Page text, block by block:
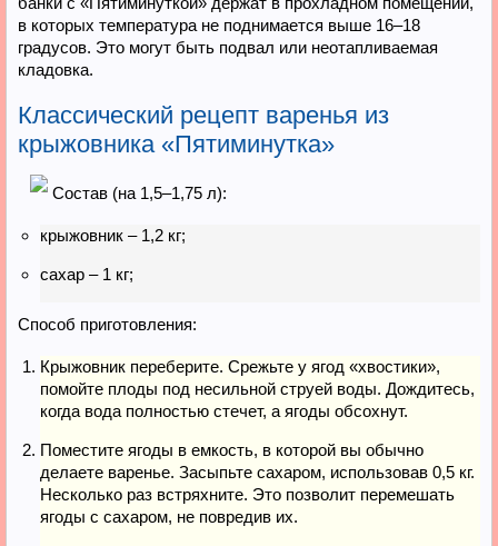
в которых температура не поднимается выше 16–18
градусов. Это могут быть подвал или неотапливаемая
кладовка.
Классический рецепт варенья из
крыжовника «Пятиминутка»
Состав (на 1,5–1,75 л):
крыжовник – 1,2 кг;
сахар – 1 кг;
Способ приготовления:
Крыжовник переберите. Срежьте у ягод «хвостики»,
помойте плоды под несильной струей воды. Дождитесь,
когда вода полностью стечет, а ягоды обсохнут.
Поместите ягоды в емкость, в которой вы обычно
делаете варенье. Засыпьте сахаром, использовав 0,5 кг.
Несколько раз встряхните. Это позволит перемешать
ягоды с сахаром, не повредив их.